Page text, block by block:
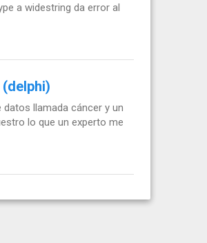
a widestring da error al
llamada cáncer y un
lo que un experto me